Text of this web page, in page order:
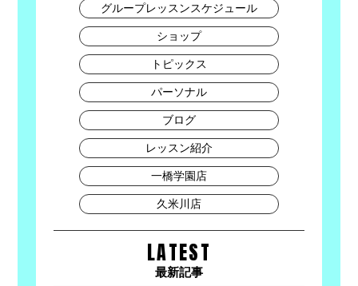
グループレッスンスケジュール
ショップ
トピックス
パーソナル
ブログ
レッスン紹介
一橋学園店
久米川店
LATEST
最新記事